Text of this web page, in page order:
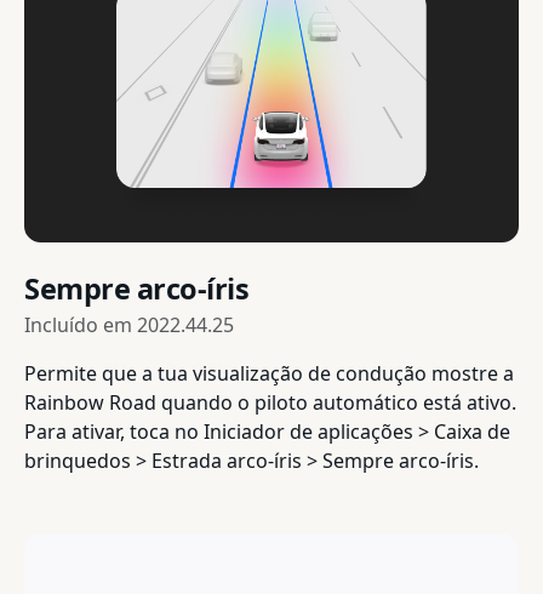
Sempre arco-íris
Incluído em 2022.44.25
Permite que a tua visualização de condução mostre a
Rainbow Road quando o piloto automático está ativo.
Para ativar, toca no Iniciador de aplicações > Caixa de
brinquedos > Estrada arco-íris > Sempre arco-íris.